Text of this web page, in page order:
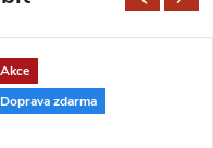
Akce
Doprava zdarma